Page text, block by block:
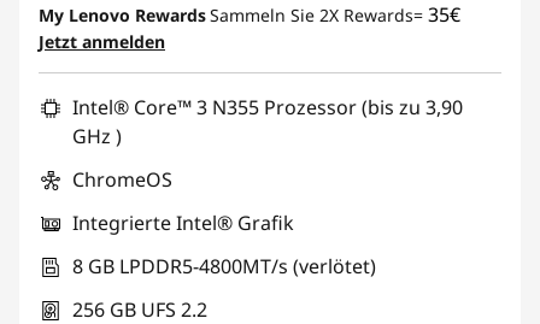
My Lenovo RewardsSammeln Sie 2X Rewards= 35€
Jetzt anmelden
Intel® Core™ 3 N355 Prozessor (bis zu 3,90
GHz )
ChromeOS
Integrierte Intel® Grafik
8 GB LPDDR5-4800MT/s (verlötet)
256 GB UFS 2.2